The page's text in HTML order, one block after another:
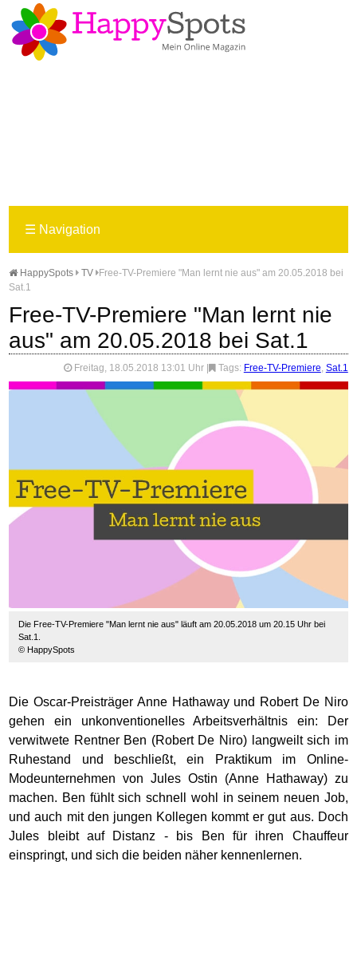
☰ Navigation
HappySpots TV
Free-TV-Premiere "Man lernt nie aus" am 20.05.2018 bei
Sat.1
Free-TV-Premiere "Man lernt nie
aus" am 20.05.2018 bei Sat.1
Freitag, 18.05.2018 13:01 Uhr Tags: Free-TV-Premiere, Sat.1
Die Free-TV-Premiere "Man lernt nie aus" läuft am 20.05.2018 um 20.15 Uhr bei
Sat.1.
© HappySpots
Die Oscar-Preisträger Anne Hathaway und Robert De Niro
gehen ein unkonventionelles Arbeitsverhältnis ein: Der
verwitwete Rentner Ben (Robert De Niro) langweilt sich im
Ruhestand und beschließt, ein Praktikum im Online-
Modeunternehmen von Jules Ostin (Anne Hathaway) zu
machen. Ben fühlt sich schnell wohl in seinem neuen Job,
und auch mit den jungen Kollegen kommt er gut aus. Doch
Jules bleibt auf Distanz - bis Ben für ihren Chauffeur
einspringt, und sich die beiden näher kennenlernen.